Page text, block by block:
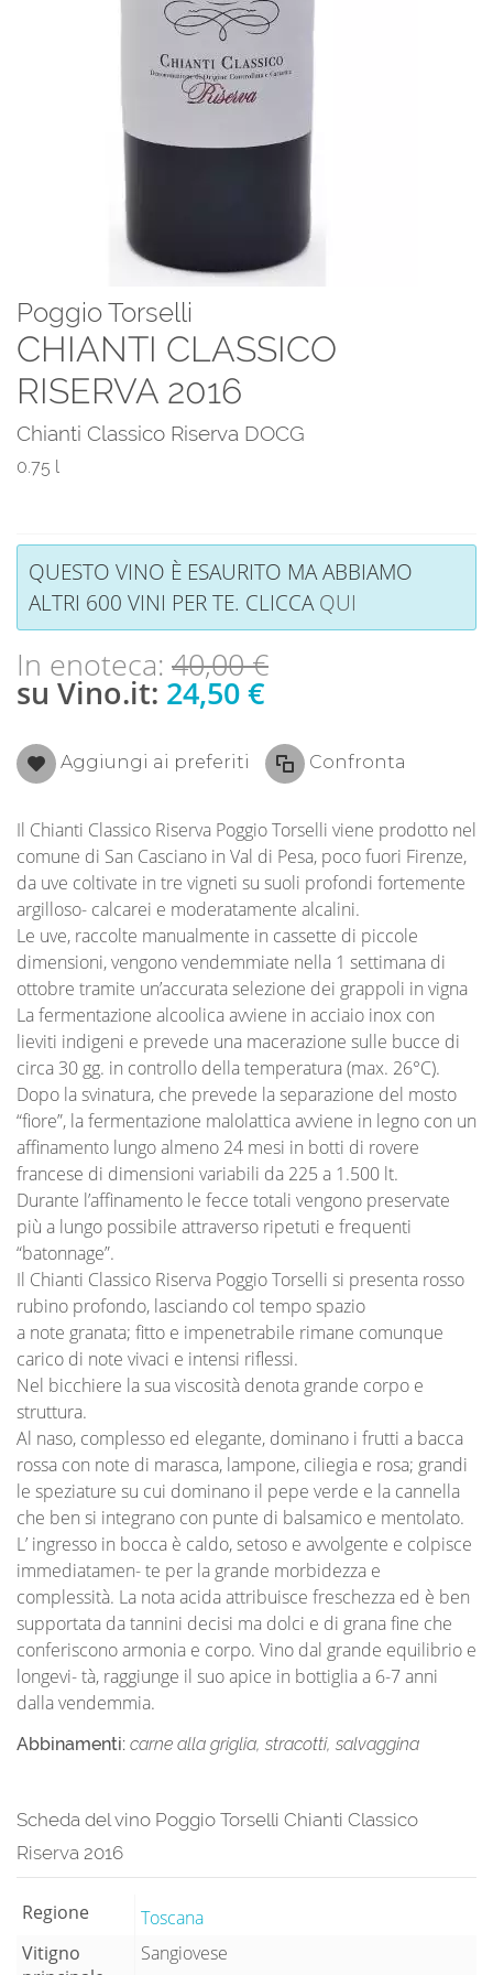
Poggio Torselli
CHIANTI CLASSICO
RISERVA 2016
Chianti Classico Riserva DOCG
0.75 l
QUESTO VINO È ESAURITO MA ABBIAMO
ALTRI 600 VINI PER TE. CLICCAQUI
In enoteca: 40,00 €
su Vino.it: 24,50 €
Aggiungi ai preferiti Confronta
Il Chianti Classico Riserva Poggio Torselli viene prodotto nel
comune di San Casciano in Val di Pesa, poco fuori Firenze,
da uve coltivate in tre vigneti su suoli profondi fortemente
argilloso- calcarei e moderatamente alcalini.
Le uve, raccolte manualmente in cassette di piccole
dimensioni, vengono vendemmiate nella 1 settimana di
ottobre tramite un’accurata selezione dei grappoli in vigna
La fermentazione alcoolica avviene in acciaio inox con
lieviti indigeni e prevede una macerazione sulle bucce di
circa 30 gg. in controllo della temperatura (max. 26°C).
Dopo la svinatura, che prevede la separazione del mosto
“fiore”, la fermentazione malolattica avviene in legno con un
affinamento lungo almeno 24 mesi in botti di rovere
francese di dimensioni variabili da 225 a 1.500 lt.
Durante l’affinamento le fecce totali vengono preservate
più a lungo possibile attraverso ripetuti e frequenti
“batonnage”.
Il Chianti Classico Riserva Poggio Torselli si presenta rosso
rubino profondo, lasciando col tempo spazio
a note granata; fitto e impenetrabile rimane comunque
carico di note vivaci e intensi riflessi.
Nel bicchiere la sua viscosità denota grande corpo e
struttura.
Al naso, complesso ed elegante, dominano i frutti a bacca
rossa con note di marasca, lampone, ciliegia e rosa; grandi
le speziature su cui dominano il pepe verde e la cannella
che ben si integrano con punte di balsamico e mentolato.
L’ ingresso in bocca è caldo, setoso e avvolgente e colpisce
immediatamen- te per la grande morbidezza e
complessità. La nota acida attribuisce freschezza ed è ben
supportata da tannini decisi ma dolci e di grana fine che
conferiscono armonia e corpo. Vino dal grande equilibrio e
longevi- tà, raggiunge il suo apice in bottiglia a 6-7 anni
dalla vendemmia.
Abbinamenti: carne alla griglia, stracotti, salvaggina
Scheda del vino Poggio Torselli Chianti Classico
Riserva 2016
Regione
Toscana
Vitigno
Sangiovese